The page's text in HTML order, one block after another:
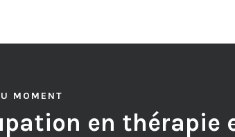
MOMENT
en thérapie